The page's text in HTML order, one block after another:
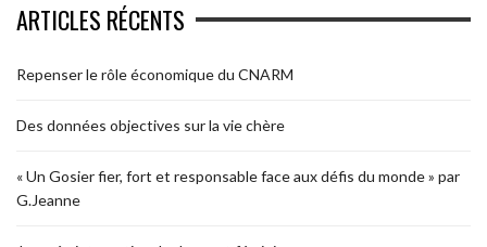
ARTICLES RÉCENTS
Repenser le rôle économique du CNARM
Des données objectives sur la vie chère
« Un Gosier fier, fort et responsable face aux défis du monde » par
G.Jeanne